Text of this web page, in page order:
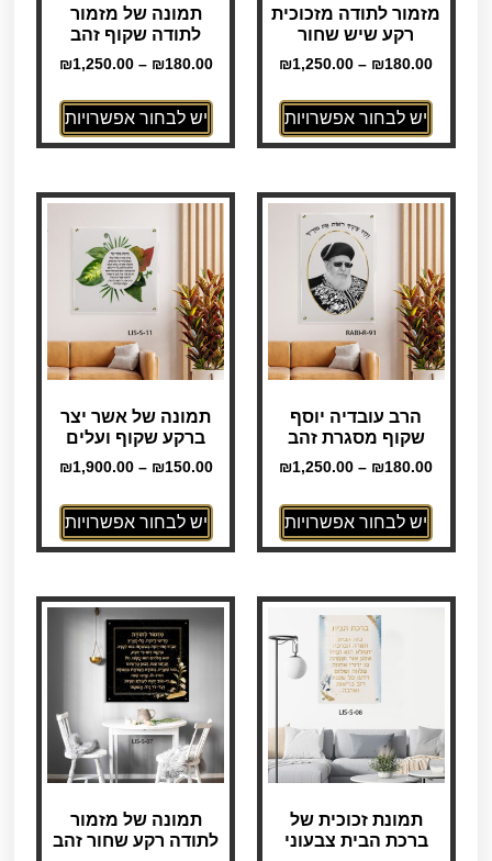
מזמור לתודה מזכוכית
רקע שיש שחור
₪180.00
–
₪1,250.00
יש לבחור אפשרויות
תמונה של מזמור
לתודה שקוף זהב
₪180.00
–
₪1,250.00
יש לבחור אפשרויות
הרב עובדיה יוסף
שקוף מסגרת זהב
₪180.00
–
₪1,250.00
יש לבחור אפשרויות
תמונה של אשר יצר
ברקע שקוף ועלים
₪150.00
–
₪1,900.00
יש לבחור אפשרויות
תמונת זכוכית של
ברכת הבית צבעוני
תמונה של מזמור
לתודה רקע שחור זהב